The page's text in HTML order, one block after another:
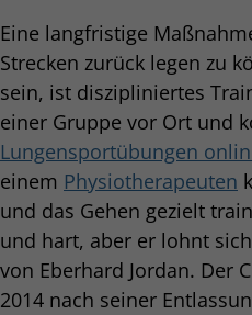
Eine langfristige
Strecken zurück legen zu
sein, ist diszipliniertes
einer Gruppe vor Ort und
Lungensportübungen
einem Physiotherapeuten
und das Gehen gezielt
und hart, aber er lohnt
von Eberhard Jordan. Der
2014 nach seiner